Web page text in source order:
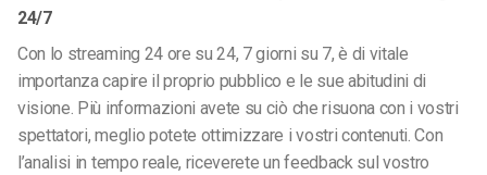
24/7
Con lo streaming 24 ore su 24, 7 giorni su 7, è di vitale
importanza capire il proprio pubblico e le sue abitudini di
visione. Più informazioni avete su ciò che risuona con i vostri
spettatori, meglio potete ottimizzare i vostri contenuti. Con
l’analisi in tempo reale, riceverete un feedback sul vostro